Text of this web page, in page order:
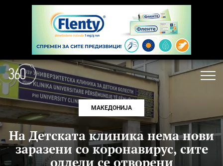
МАКЕДОНИЈА
На Детската клиника нема нови
заразени со коронавирус, сите
оддели се отворени